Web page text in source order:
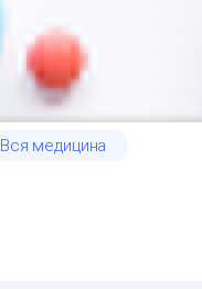
Вся медицина